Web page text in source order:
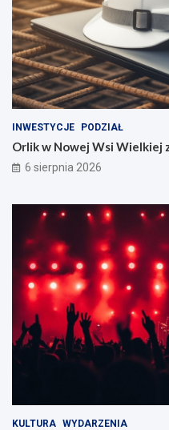
INWESTYCJE PODZIAŁ
Orlik w Nowej Wsi Wielkiej
6 sierpnia 2026
KULTURA WYDARZENIA